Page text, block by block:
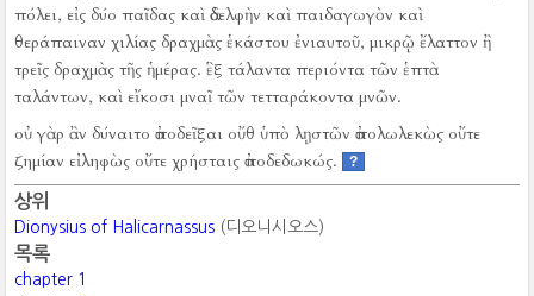
πόλει, εἰς δύο παῖδας καὶ ἀδελφὴν καὶ παιδαγωγὸν καὶ
θεράπαιναν χιλίας δραχμὰς ἑκάστου ἐνιαυτοῦ, μικρῷ ἔλαττον ἢ
τρεῖς δραχμὰς τῆς ἡμέρας. ἓξ τάλαντα περιόντα τῶν ἑπτὰ
ταλάντων, καὶ εἴκοσι μναῖ τῶν τετταράκοντα μνῶν.
οὐ γὰρ ἂν δύναιτο ἀποδεῖξαι οὔθ ὑπὸ λῃστῶν ἀπολωλεκὼς οὔτε
ζημίαν εἰληφὼς οὔτε χρήσταις ἀποδεδωκώς.
?
상위
Dionysius of Halicarnassus (디오니시오스)
목록
chapter 1